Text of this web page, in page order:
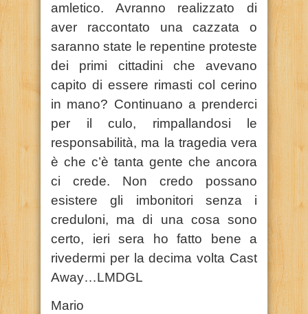
amletico. Avranno realizzato di
aver raccontato una cazzata o
saranno state le repentine proteste
dei primi cittadini che avevano
capito di essere rimasti col cerino
in mano? Continuano a prenderci
per il culo, rimpallandosi le
responsabilità, ma la tragedia vera
è che c’è tanta gente che ancora
ci crede. Non credo possano
esistere gli imbonitori senza i
creduloni, ma di una cosa sono
certo, ieri sera ho fatto bene a
rivedermi per la decima volta Cast
Away…LMDGL
Mario